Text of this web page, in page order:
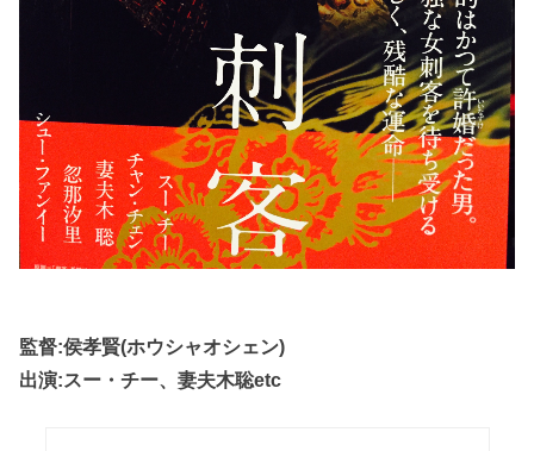
監督:侯孝賢(ホウシャオシェン)
出演:スー・チー、妻夫木聡etc